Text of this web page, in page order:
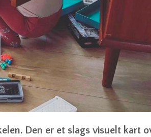
Den er et slags visuelt kart